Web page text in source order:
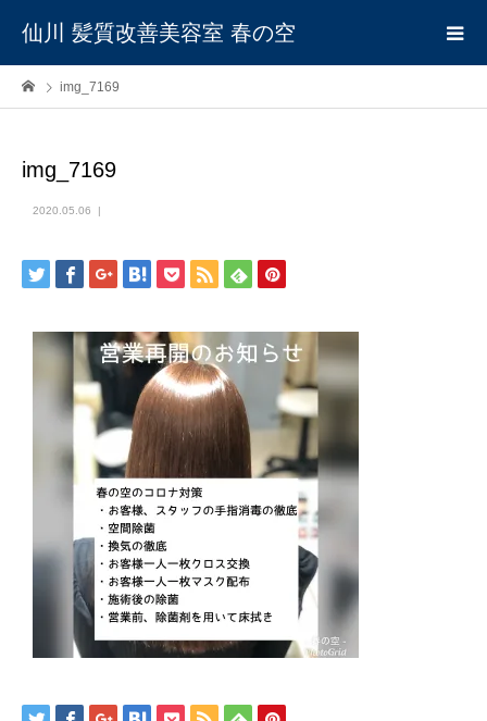
仙川 髪質改善美容室 春の空
img_7169
img_7169
2020.05.06